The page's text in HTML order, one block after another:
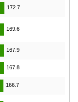
172.7
169.6
167.9
167.8
166.7